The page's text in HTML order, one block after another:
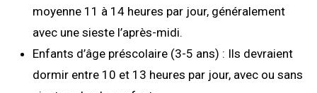
moyenne 11 à 14 heures par jour, généralement
avec une sieste l’après-midi.
Enfants d’âge préscolaire (3-5 ans) : Ils devraient
dormir entre 10 et 13 heures par jour, avec ou sans